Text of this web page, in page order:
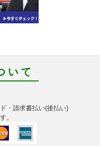
いて
・請求書払い(後払い)
。